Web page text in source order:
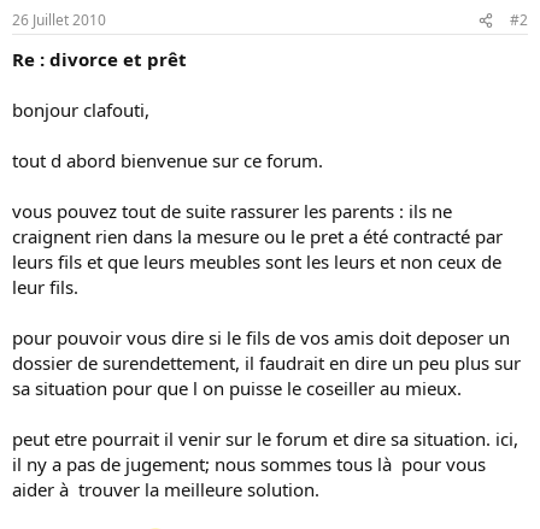
26 Juillet 2010 #2
Re : divorce et prêt
bonjour clafouti,
tout d abord bienvenue sur ce forum.
vous pouvez tout de suite rassurer les parents : ils ne
craignent rien dans la mesure ou le pret a été contracté par
leurs fils et que leurs meubles sont les leurs et non ceux de
leur fils.
pour pouvoir vous dire si le fils de vos amis doit deposer un
dossier de surendettement, il faudrait en dire un peu plus sur
sa situation pour que l on puisse le coseiller au mieux.
peut etre pourrait il venir sur le forum et dire sa situation. ici,
il ny a pas de jugement; nous sommes tous là pour vous
aider à trouver la meilleure solution.